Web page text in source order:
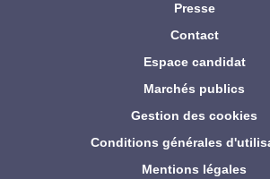
Presse
Contact
Espace candidat
Marchés publics
Gestion des cookies
Conditions générales
Mentions légales